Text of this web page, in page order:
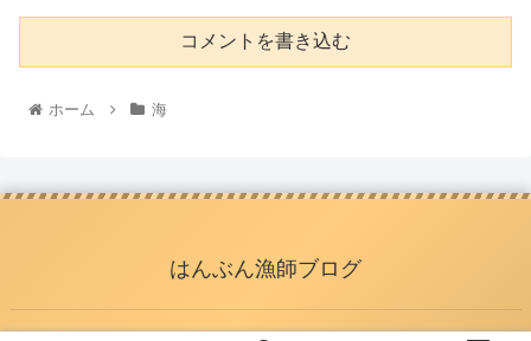
コメントを書き込む
ホーム 海
はんぶん漁師ブログ